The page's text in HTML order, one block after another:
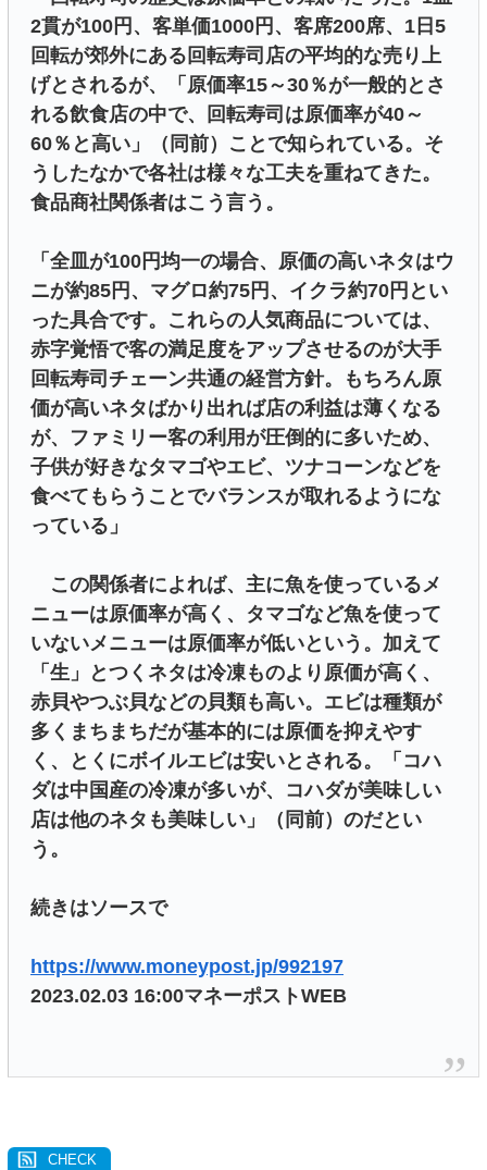
2貫が100円、客単価1000円、客席200席、1日5
回転が郊外にある回転寿司店の平均的な売り上
げとされるが、「原価率15～30％が一般的とさ
れる飲食店の中で、回転寿司は原価率が40～
60％と高い」（同前）ことで知られている。そ
うしたなかで各社は様々な工夫を重ねてきた。
食品商社関係者はこう言う。
「全皿が100円均一の場合、原価の高いネタはウ
ニが約85円、マグロ約75円、イクラ約70円とい
った具合です。これらの人気商品については、
赤字覚悟で客の満足度をアップさせるのが大手
回転寿司チェーン共通の経営方針。もちろん原
価が高いネタばかり出れば店の利益は薄くなる
が、ファミリー客の利用が圧倒的に多いため、
子供が好きなタマゴやエビ、ツナコーンなどを
食べてもらうことでバランスが取れるようにな
っている」
この関係者によれば、主に魚を使っているメ
ニューは原価率が高く、タマゴなど魚を使って
いないメニューは原価率が低いという。加えて
「生」とつくネタは冷凍ものより原価が高く、
赤貝やつぶ貝などの貝類も高い。エビは種類が
多くまちまちだが基本的には原価を抑えやす
く、とくにボイルエビは安いとされる。「コハ
ダは中国産の冷凍が多いが、コハダが美味しい
店は他のネタも美味しい」（同前）のだとい
う。
続きはソースで
https://www.moneypost.jp/992197
2023.02.03 16:00マネーポストWEB